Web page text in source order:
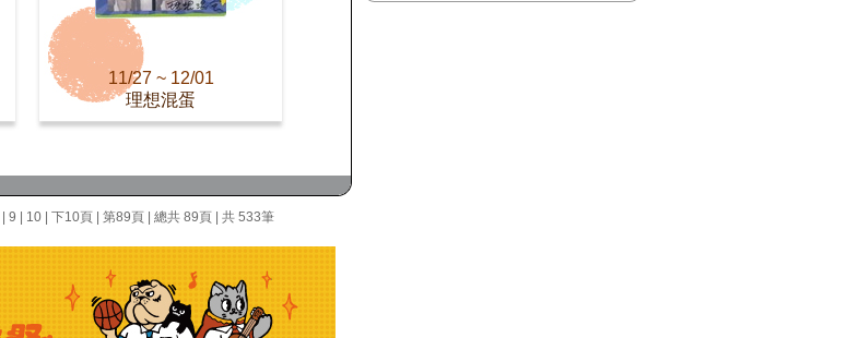
11/27 ~ 12/01
理想混蛋
9 10| 下10頁| 第89頁| 總共 89頁 | 共 533筆